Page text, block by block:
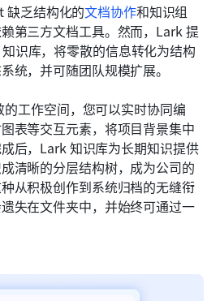
缺乏结构化的文档协作和知识组
第三方文档工具。然而，Lark 提
识库，将零散的信息转化为结构
统，并可随团队规模扩展。
的工作空间，您可以实时协同编
表等交互元素，将项目背景集中
后，Lark 知识库为长期知识提供
清晰的分层结构树，成为公司的
从积极创作到系统归档的无缝衔
失在文件夹中，并始终可通过一